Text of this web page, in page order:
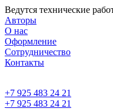
Ведутся технические
Авторы
О нас
Оформление
Сотрудничество
Контакты
+7 925 483 24 21
+7 925 483 24 21